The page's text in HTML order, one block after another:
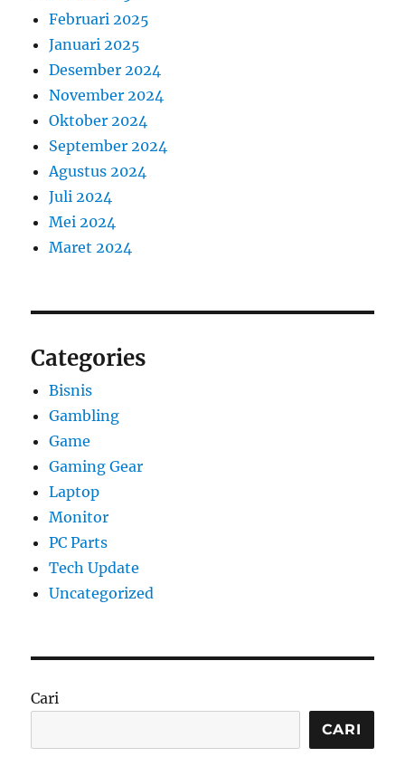
Februari 2025
Januari 2025
Desember 2024
November 2024
Oktober 2024
September 2024
Agustus 2024
Juli 2024
Mei 2024
Maret 2024
Categories
Bisnis
Gambling
Game
Gaming Gear
Laptop
Monitor
PC Parts
Tech Update
Uncategorized
Cari
CARI